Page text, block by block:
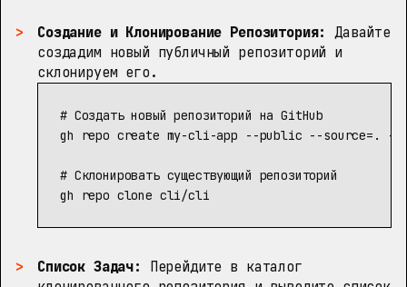
Создание и Клонирование Репозитория: Давайте
создадим новый публичный репозиторий и
склонируем его.
# Создать новый репозиторий на GitHub
gh repo create my-cli-app
--public --source= . --
# Склонировать существующий репозиторий
Список Задач:
Перейдите в каталог